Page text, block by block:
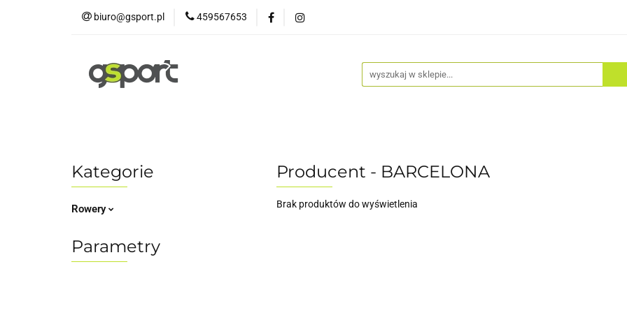
biuro@gsport.pl 459567653
Kategorie
Rowery
Parametry
Producent - BARCELONA
Brak produktów do wyświetlenia